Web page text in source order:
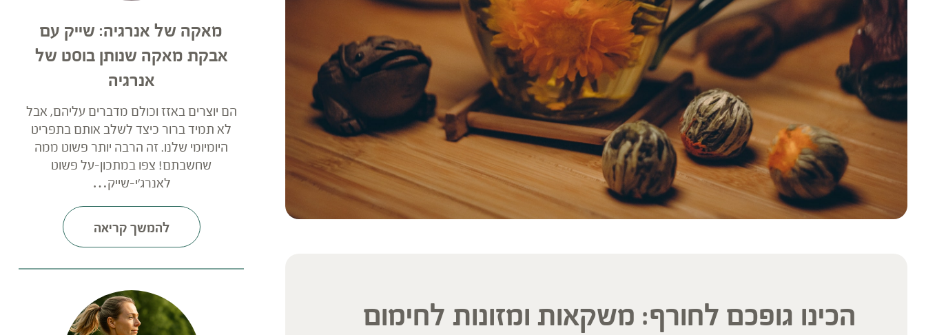
הכינו גופכם לחורף: משקאות ומזונות לחימום
מאקה של אנרגיה: שייק עם
אבקת מאקה שנותן בוסט של
אנרגיה
הם יוצרים באזז וכולם מדברים עליהם, אבל
לא תמיד ברור כיצד לשלב אותם בתפריט
היומיומי שלנו. זה הרבה יותר פשוט ממה
שחשבתם! צפו במתכון-על פשוט
לאנרג'י-שייק…
להמשך קריאה